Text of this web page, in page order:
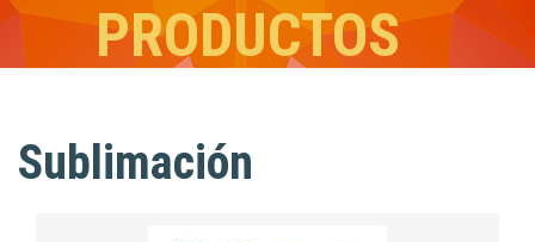
PRODUCTOS
Sublimación